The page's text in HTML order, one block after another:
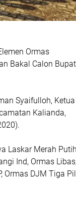
Ormas
Bakal Calon
Syaifulloh, Ketua
Kalianda,
Laskar Merah
Ind, Ormas
Ormas DJM Tiga